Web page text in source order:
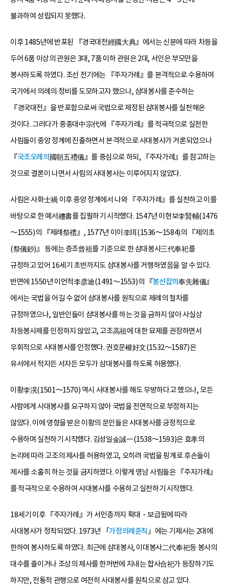
불과하여 성립되지 못했다.
이후 1485년에 반포된 『경국대전經國大典』에서는 신분에 따라 차등을
두어 6품 이상의 관원은 3대, 7품 이하 관원은 2대, 서인은 부모만을
봉사하도록 하였다. 조선 전기에는 『주자가례』를 본격적으로 수용하여
국가에서 의례의 정비를 도모하고자 했으나, 삼대봉사를 준수하는
『경국대전』을 반포함으로써 국법으로 제정된 삼대봉사를 실천해온
것이다. 그러다가 중종대中宗代에 『주자가례』를 적극적으로 실천한
사림들이 중앙 정계에 진출하면서 본격적으로 사대봉사가 거론되었으나
『국조오례의 國朝五禮儀』를 중심으로 하되, 『주자가례』를 참고하는
것으로 결론이 나면서 사림의 사대봉사는 이루어지지 않았다.
사림은 사화士禍 이후 중앙 정계에서 나와 『주자가례』를 실천하고 이를
바탕으로 한 예서禮書를 집필하기 시작했다. 1547년 이현보李賢輔(1476
～1555)의 『제례祭禮』, 1577년 이이李珥(1536～1584)의 『제의초
(祭儀鈔)』 등에는 증조曾祖를 기준으로 한 삼대봉사三代奉祀를
규정하고 있어 16세기 초반까지도 삼대봉사를 거행하였음을 알 수 있다.
반면에 1550년 이언적李彦迪(1491～1553)의 『봉선잡의奉先雜儀』
에서는 국법을 어길 수 없어 삼대봉사를 원칙으로 제례의 절차를
규정하였으나, 일반인들이 삼대봉사를 하는 것을 금하지 않아 사실상
차등봉사제를 인정하지 않았고, 고조高祖에 대한 묘제를 권장하면서
우회적으로 사대봉사를 인정했다. 권호문權好文(1532～1587)은
유서에서 적자든 서자든 모두가 삼대봉사를 하도록 허용했다.
이황李滉(1501～1570) 역시 사대봉사를 해도 무방하다고 했으나, 모든
사람에게 사대봉사를 요구하지 않아 국법을 전면적으로 부정하지는
않았다. 이에 영향을 받은 이황의 문인들은 사대봉사를 긍정적으로
수용하며 실천하기 시작했다. 김성일金誠一(1538～1593)은 효孝의
논리에 따라 고조의 제사를 허용하였고, 오히려 국법을 핑계로 후손들이
제사를 소홀히 하는 것을 금지하였다. 이렇게 영남 사림들은 『주자가례』
를 적극적으로 수용하여 사대봉사를 수용하고 실천하기 시작했다.
18세기 이후 『주자가례』가 서민층까지 확대・보급됨에 따라
사대봉사가 정착되었다. 1973년 「가정의례준칙 」에는 기제사는 2대에
한하여 봉사하도록 하였다. 최근에 삼대봉사, 이대봉사二代奉祀등 봉사의
대수를 줄이거나 조상의 제사를 한꺼번에 지내는 합사合祀가 등장하기도
하지만, 전통적 관행으로 여전히 사대봉사를 원칙으로 삼고 있다.